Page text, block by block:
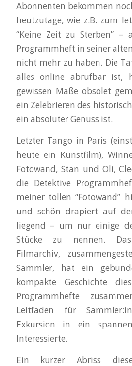
Abonnenten bekommen
heutzutage, wie z.B. zum
“Keine Zeit zu Sterben” –
Programmheft in seiner
nicht mehr zu haben. Die
alles online abrufbar ist,
gewissen Maße obsolet
ein Zelebrieren des
ein absoluter Genuss ist.
Letzter Tango in Paris
heute ein Kunstfilm),
Fotowand, Stan und Oli,
die Detektive
meiner tollen “Fotowand”
und schön drapiert auf
liegend – um nur einige
Stücke zu nennen. Das
Filmarchiv,
Sammler, hat ein
kompakte Geschichte
Programmhefte
Leitfaden für
Exkursion in ein
Interessierte.
Ein kurzer Abriss